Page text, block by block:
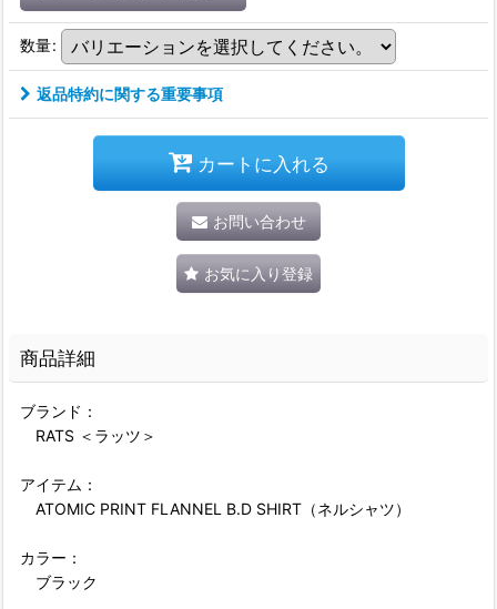
数量:
返品特約に関する重要事項
カートに入れる
お問い合わせ
お気に入り登録
商品詳細
ブランド：
RATS ＜ラッツ＞
アイテム：
ATOMIC PRINT FLANNEL B.D SHIRT（ネルシャツ）
カラー：
ブラック